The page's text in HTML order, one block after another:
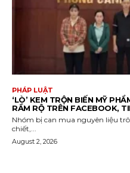
PHÁP LUẬT
‘LÒ’ KEM TRỘN BIẾN MỸ
RẦM RỘ TRÊN FACEBOOK,
Nhóm bị can mua nguyên liệu
chiết,...
August 2, 2026